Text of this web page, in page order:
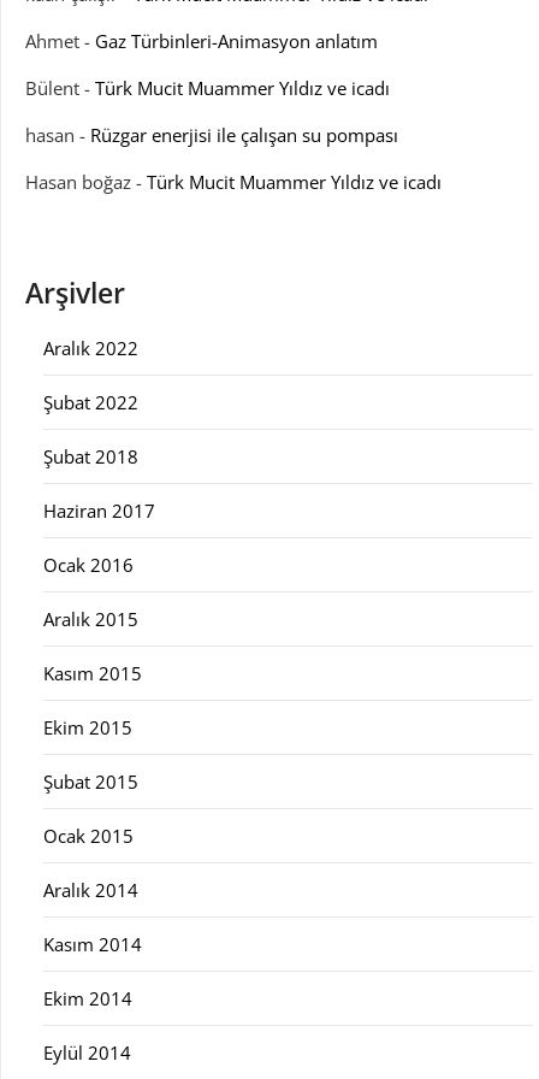
Ahmet - Gaz Türbinleri-Animasyon anlatım
Bülent - Türk Mucit Muammer Yıldız ve icadı
hasan - Rüzgar enerjisi ile çalışan su pompası
Hasan boğaz - Türk Mucit Muammer Yıldız ve icadı
Arşivler
Aralık 2022
Şubat 2022
Şubat 2018
Haziran 2017
Ocak 2016
Aralık 2015
Kasım 2015
Ekim 2015
Şubat 2015
Ocak 2015
Aralık 2014
Kasım 2014
Ekim 2014
Eylül 2014